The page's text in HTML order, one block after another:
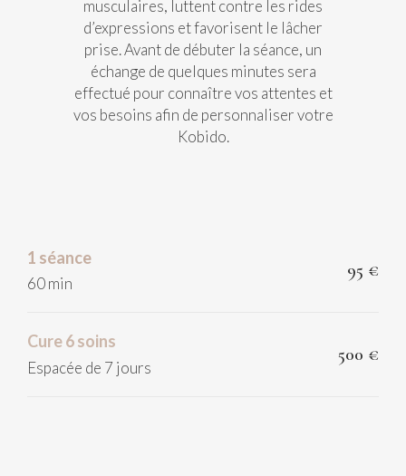
musculaires, luttent contre les rides
d’expressions et favorisent le lâcher
prise. Avant de débuter la séance, un
échange de quelques minutes sera
effectué pour connaître vos attentes et
vos besoins afin de personnaliser votre
Kobido.
1 séance
60 min
95 €
Cure 6 soins
Espacée de 7 jours
500 €